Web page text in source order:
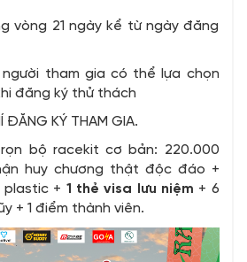
vòng 21 ngày kể từ ngày đăng
người tham gia có thể lựa chọn
đăng ký thử thách
ĐĂNG KÝ THAM GIA.
bộ racekit cơ bản: 220.000
huy chương thật độc đáo +
plastic + 1 thẻ visa lưu niệm + 6
+ 1 điểm thành viên.